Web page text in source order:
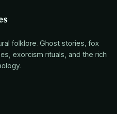
folklore. Ghost stories, fox
exorcism rituals, and the rich